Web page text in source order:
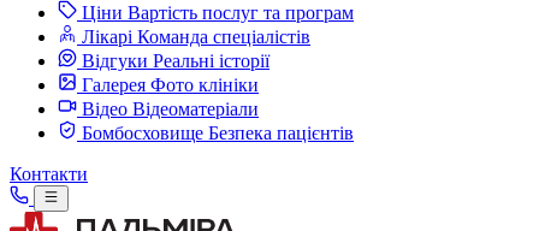
Ціни Вартість послуг та програм
Лікарі Команда спеціалістів
Відгуки Реальні історії
Галерея Фото клініки
Відео Відеоматеріали
Бомбосховище Безпека пацієнтів
Контакти